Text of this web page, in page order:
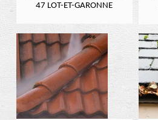
47 LOT-ET-GARONNE